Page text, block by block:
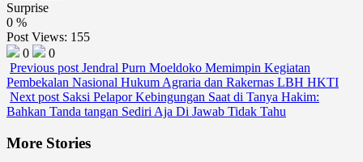
Surprise
0 %
Post Views: 155
0
0
Previous post Jendral Purn Moeldoko Memimpin Kegiatan
Pembekalan Nasional Hukum Agraria dan Rakernas LBH HKTI
Next post Saksi Pelapor Kebingungan Saat di Tanya Hakim:
Bahkan Tanda tangan Sediri Aja Di Jawab Tidak Tahu
More Stories